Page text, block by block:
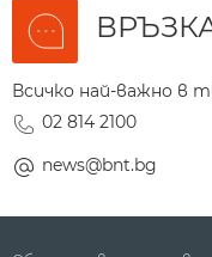
Всичко най-важно в
02 814 2100
news@bnt.bg